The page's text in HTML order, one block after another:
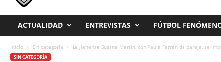
a
b
r
a
ACTUALIDAD ENTREVISTAS FÚTBOL
Inicio Sin categoría La jienense Susana Martín, con Paula Ferrán de pareja, se
SIN CATEGORÍA